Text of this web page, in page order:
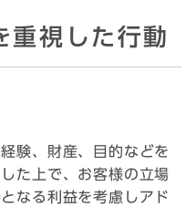
重視した行動
験、財産、目的などを
た上で、お客様の立場
なる利益を考慮しアド